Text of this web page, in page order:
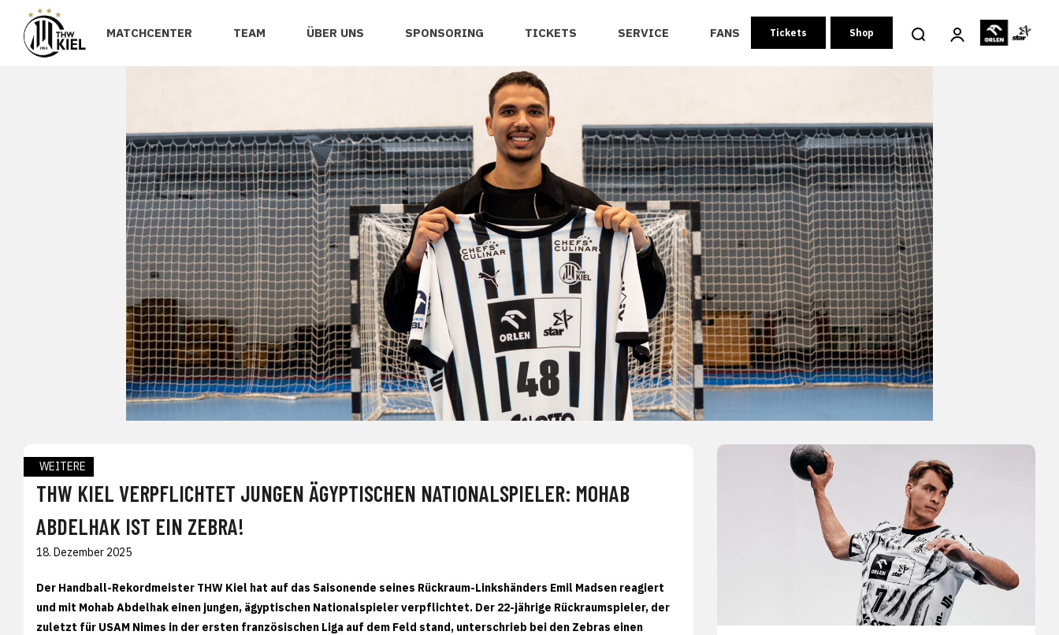
MATCHCENTER TEAM ÜBER UNS SPONSORING TICKETS SERVICE FANS Tickets Shop
WEITERE
THW KIEL VERPFLICHTET JUNGEN ÄGYPTISCHEN NATIONALSPIELER: MOHAB
ABDELHAK IST EIN ZEBRA!
18. Dezember 2025
Der Handball-Rekordmeister THW Kiel hat auf das Saisonende seines Rückraum-Linkshänders Emil Madsen reagiert
und mit Mohab Abdelhak einen jungen, ägyptischen Nationalspieler verpflichtet. Der 22-jährige Rückraumspieler, der
zuletzt für USAM Nimes in der ersten französischen Liga auf dem Feld stand, unterschrieb bei den Zebras einen